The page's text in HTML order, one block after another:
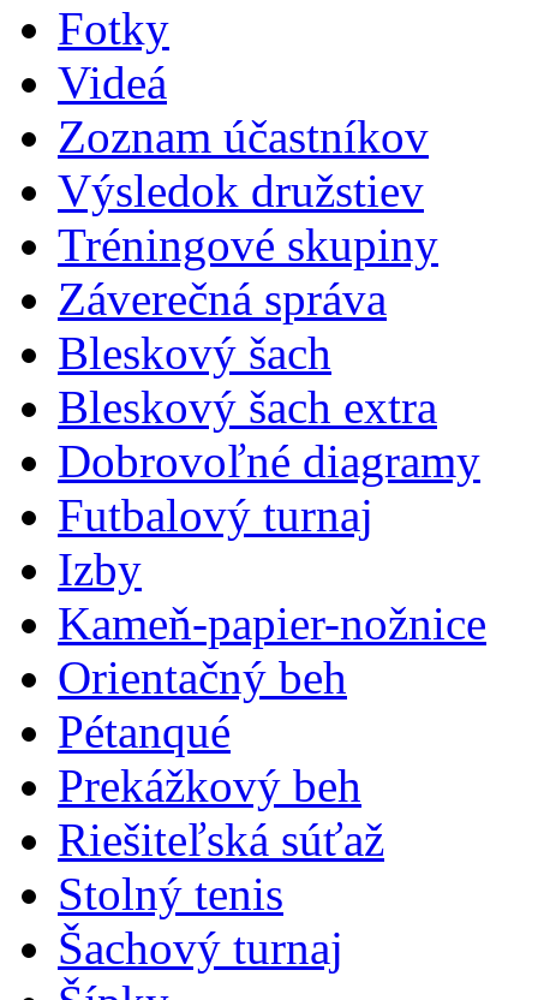
Fotky
Videá
Zoznam účastníkov
Výsledok družstiev
Tréningové skupiny
Záverečná správa
Bleskový šach
Bleskový šach extra
Dobrovoľné diagramy
Futbalový turnaj
Izby
Kameň-papier-nožnice
Orientačný beh
Pétanqué
Prekážkový beh
Riešiteľská súťaž
Stolný tenis
Šachový turnaj